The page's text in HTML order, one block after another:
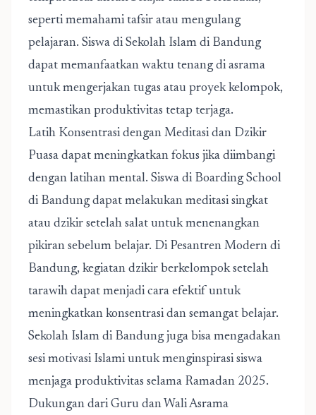
seperti memahami tafsir atau mengulang
pelajaran. Siswa di Sekolah Islam di Bandung
dapat memanfaatkan waktu tenang di asrama
untuk mengerjakan tugas atau proyek kelompok,
memastikan produktivitas tetap terjaga.
Latih Konsentrasi dengan Meditasi dan Dzikir
Puasa dapat meningkatkan fokus jika diimbangi
dengan latihan mental. Siswa di Boarding School
di Bandung dapat melakukan meditasi singkat
atau dzikir setelah salat untuk menenangkan
pikiran sebelum belajar. Di Pesantren Modern di
Bandung, kegiatan dzikir berkelompok setelah
tarawih dapat menjadi cara efektif untuk
meningkatkan konsentrasi dan semangat belajar.
Sekolah Islam di Bandung juga bisa mengadakan
sesi motivasi Islami untuk menginspirasi siswa
menjaga produktivitas selama Ramadan 2025.
Dukungan dari Guru dan Wali Asrama